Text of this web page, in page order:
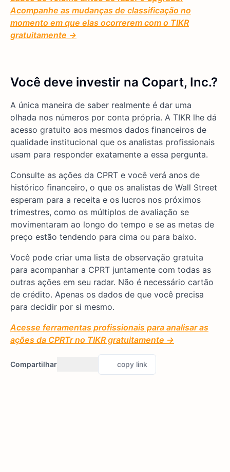
Acompanhe as mudanças de classificação no
momento em que elas ocorrerem com o TIKR
gratuitamente →
Você deve investir na Copart, Inc.?
A única maneira de saber realmente é dar uma
olhada nos números por conta própria. A TIKR lhe dá
acesso gratuito aos mesmos dados financeiros de
qualidade institucional que os analistas profissionais
usam para responder exatamente a essa pergunta.
Consulte as ações da CPRT e você verá anos de
histórico financeiro, o que os analistas de Wall Street
esperam para a receita e os lucros nos próximos
trimestres, como os múltiplos de avaliação se
movimentaram ao longo do tempo e se as metas de
preço estão tendendo para cima ou para baixo.
Você pode criar uma lista de observação gratuita
para acompanhar a CPRT juntamente com todas as
outras ações em seu radar. Não é necessário cartão
de crédito. Apenas os dados de que você precisa
para decidir por si mesmo.
Acesse ferramentas profissionais para analisar as
ações da CPRTr no TIKR gratuitamente →
Compartilhar copy link